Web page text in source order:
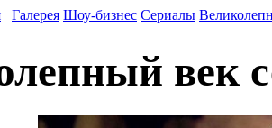
Галерея Шоу-бизнес Сериалы
век